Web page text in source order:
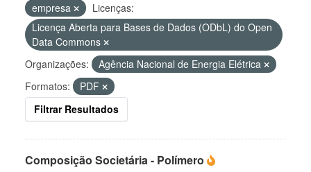
empresa
Licenças:
Licença Aberta para Bases de Dados (ODbL) do Open
Data Commons
Organizações:
Agência Nacional de Energia Elétrica
Formatos:
PDF
Filtrar Resultados
Composição Societária - Polímero